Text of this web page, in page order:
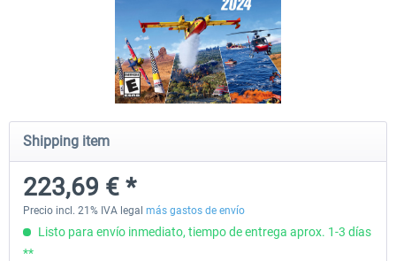
MSFS 2020 Premium Deluxe - Starter
264,36 € *
-31
Shipping item
223,69 € *
Precio incl. 21% IVA legal más gastos de envío
Listo para envío inmediato, tiempo de entrega aprox. 1-3 días
**